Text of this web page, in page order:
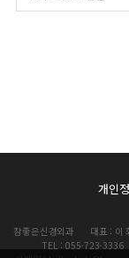
개인
참좋은신경외과 대표 : 이
TEL : 055-723-3336